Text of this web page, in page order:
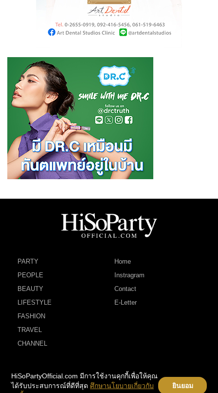
PARTY
PEOPLE
BEAUTY
LIFESTYLE
FASHION
TRAVEL
CHANNEL
Home
Instragram
Contact
E-Letter
HiSoPartyOfficial.com มีการใช้งานคุกกี้เพื่อให้คุณ
ได้รับประสบการณ์ที่ดีที่สุด ศึกษานโยบายเกี่ยวกับ
ยินยอม